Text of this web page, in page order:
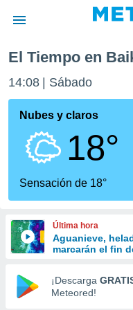
de
por
que se
calidad.
a este
las
y
forma
digital
basada
El Tiempo en
14:08 Sábado
Nubes y claros
18°
Sensación de 18°
Última hora
Aguanieve,
marcarán el fin
¡Descarga
Meteored!